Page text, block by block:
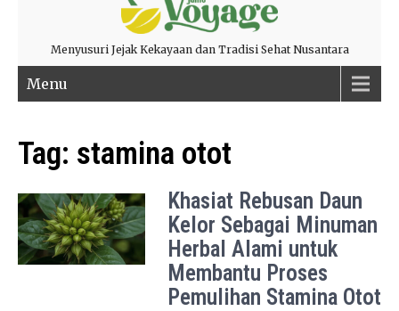
Menyusuri Jejak Kekayaan dan Tradisi Sehat Nusantara
Menu
Tag: stamina otot
Khasiat Rebusan Daun
Kelor Sebagai Minuman
Herbal Alami untuk
Membantu Proses
Pemulihan Stamina Otot